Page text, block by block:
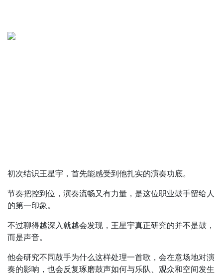
初次结识王星宇，首先能感受到他扎实的演奏功底。
节奏把控到位，演奏流畅又有力量，是这位职业鼓手留给人
的第一印象。
不过聊得越深入就越会发现，王星宇真正研究的并不是鼓，
而是声音。
他会研究不同鼓手为什么这样处理一首歌，会在意场地对演
奏的影响，也会反复琢磨鼓声如何与乐队、观众和空间发生